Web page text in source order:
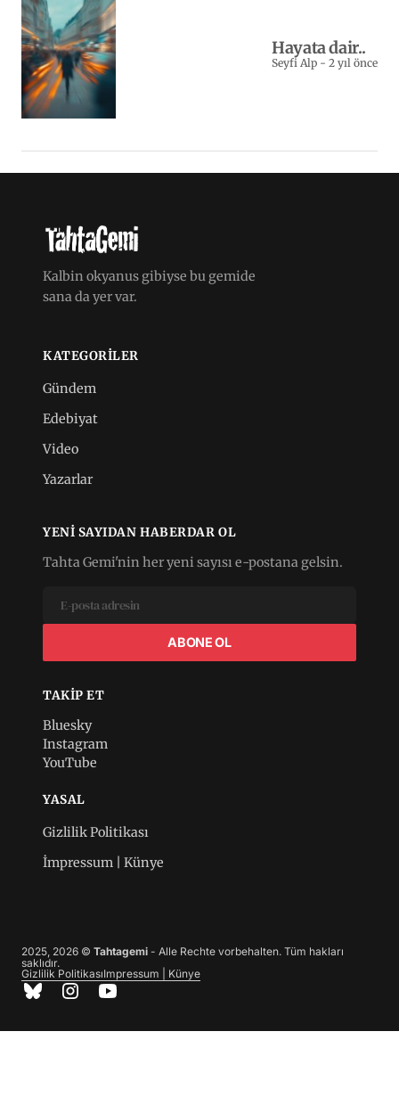
Hayata dair..
Seyfi Alp - 2 yıl önce
Kalbin okyanus gibiyse bu gemide
sana da yer var.
KATEGORILER
Gündem
Edebiyat
Video
Yazarlar
YENI SAYIDAN HABERDAR OL
Tahta Gemi'nin her yeni sayısı e-postana gelsin.
ABONE OL
TAKIP ET
Bluesky
Instagram
YouTube
YASAL
Gizlilik Politikası
İmpressum | Künye
2025, 2026 © Tahtagemi - Alle Rechte vorbehalten. Tüm hakları
saklıdır.
Gizlilik PolitikasıImpressum | Künye